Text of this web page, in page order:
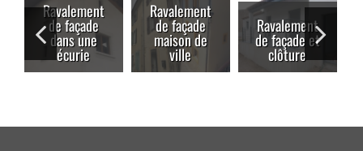
Ravalement
de façade
dans une
écurie
Ravalement
de façade
maison de
ville
Ravalement
de façade et
clôture